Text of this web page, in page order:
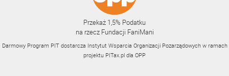
Przekaż 1,5% Podatku
na rzecz Fundacji FaniMani
Darmowy Program PIT dostarcza Instytut Wsparcia Organizacji Pozarządowych w ramach
projektu PITax.pl dla OPP